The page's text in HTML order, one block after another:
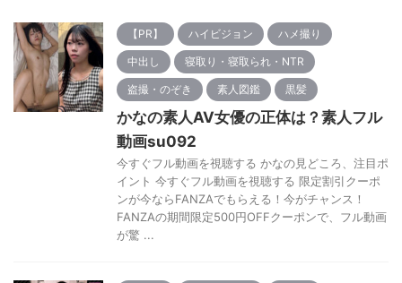
【PR】 ハイビジョン ハメ撮り
中出し 寝取り・寝取られ・NTR
盗撮・のぞき 素人図鑑 黒髪
かなの素人AV女優の正体は？素人フル
動画su092
今すぐフル動画を視聴する かなの見どころ、注目ポ
イント 今すぐフル動画を視聴する 限定割引クーポ
ンが今ならFANZAでもらえる！今がチャンス！
FANZAの期間限定500円OFFクーポンで、フル動画
が驚 ...